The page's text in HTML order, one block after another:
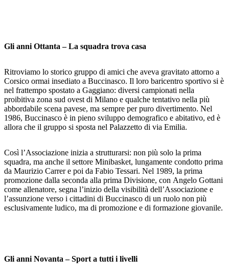
Gli anni Ottanta – La squadra trova casa
Ritroviamo lo storico gruppo di amici che aveva gravitato attorno a
Corsico ormai insediato a Buccinasco. Il loro baricentro sportivo si è
nel frattempo spostato a Gaggiano: diversi campionati nella
proibitiva zona sud ovest di Milano e qualche tentativo nella più
abbordabile scena pavese, ma sempre per puro divertimento. Nel
1986, Buccinasco è in pieno sviluppo demografico e abitativo, ed è
allora che il gruppo si sposta nel Palazzetto di via Emilia.
Così l’Associazione inizia a strutturarsi: non più solo la prima
squadra, ma anche il settore Minibasket, lungamente condotto prima
da Maurizio Carrer e poi da Fabio Tessari. Nel 1989, la prima
promozione dalla seconda alla prima Divisione, con Angelo Gottani
come allenatore, segna l’inizio della visibilità dell’Associazione e
l’assunzione verso i cittadini di Buccinasco di un ruolo non più
esclusivamente ludico, ma di promozione e di formazione giovanile.
Gli anni Novanta – Sport a tutti i livelli